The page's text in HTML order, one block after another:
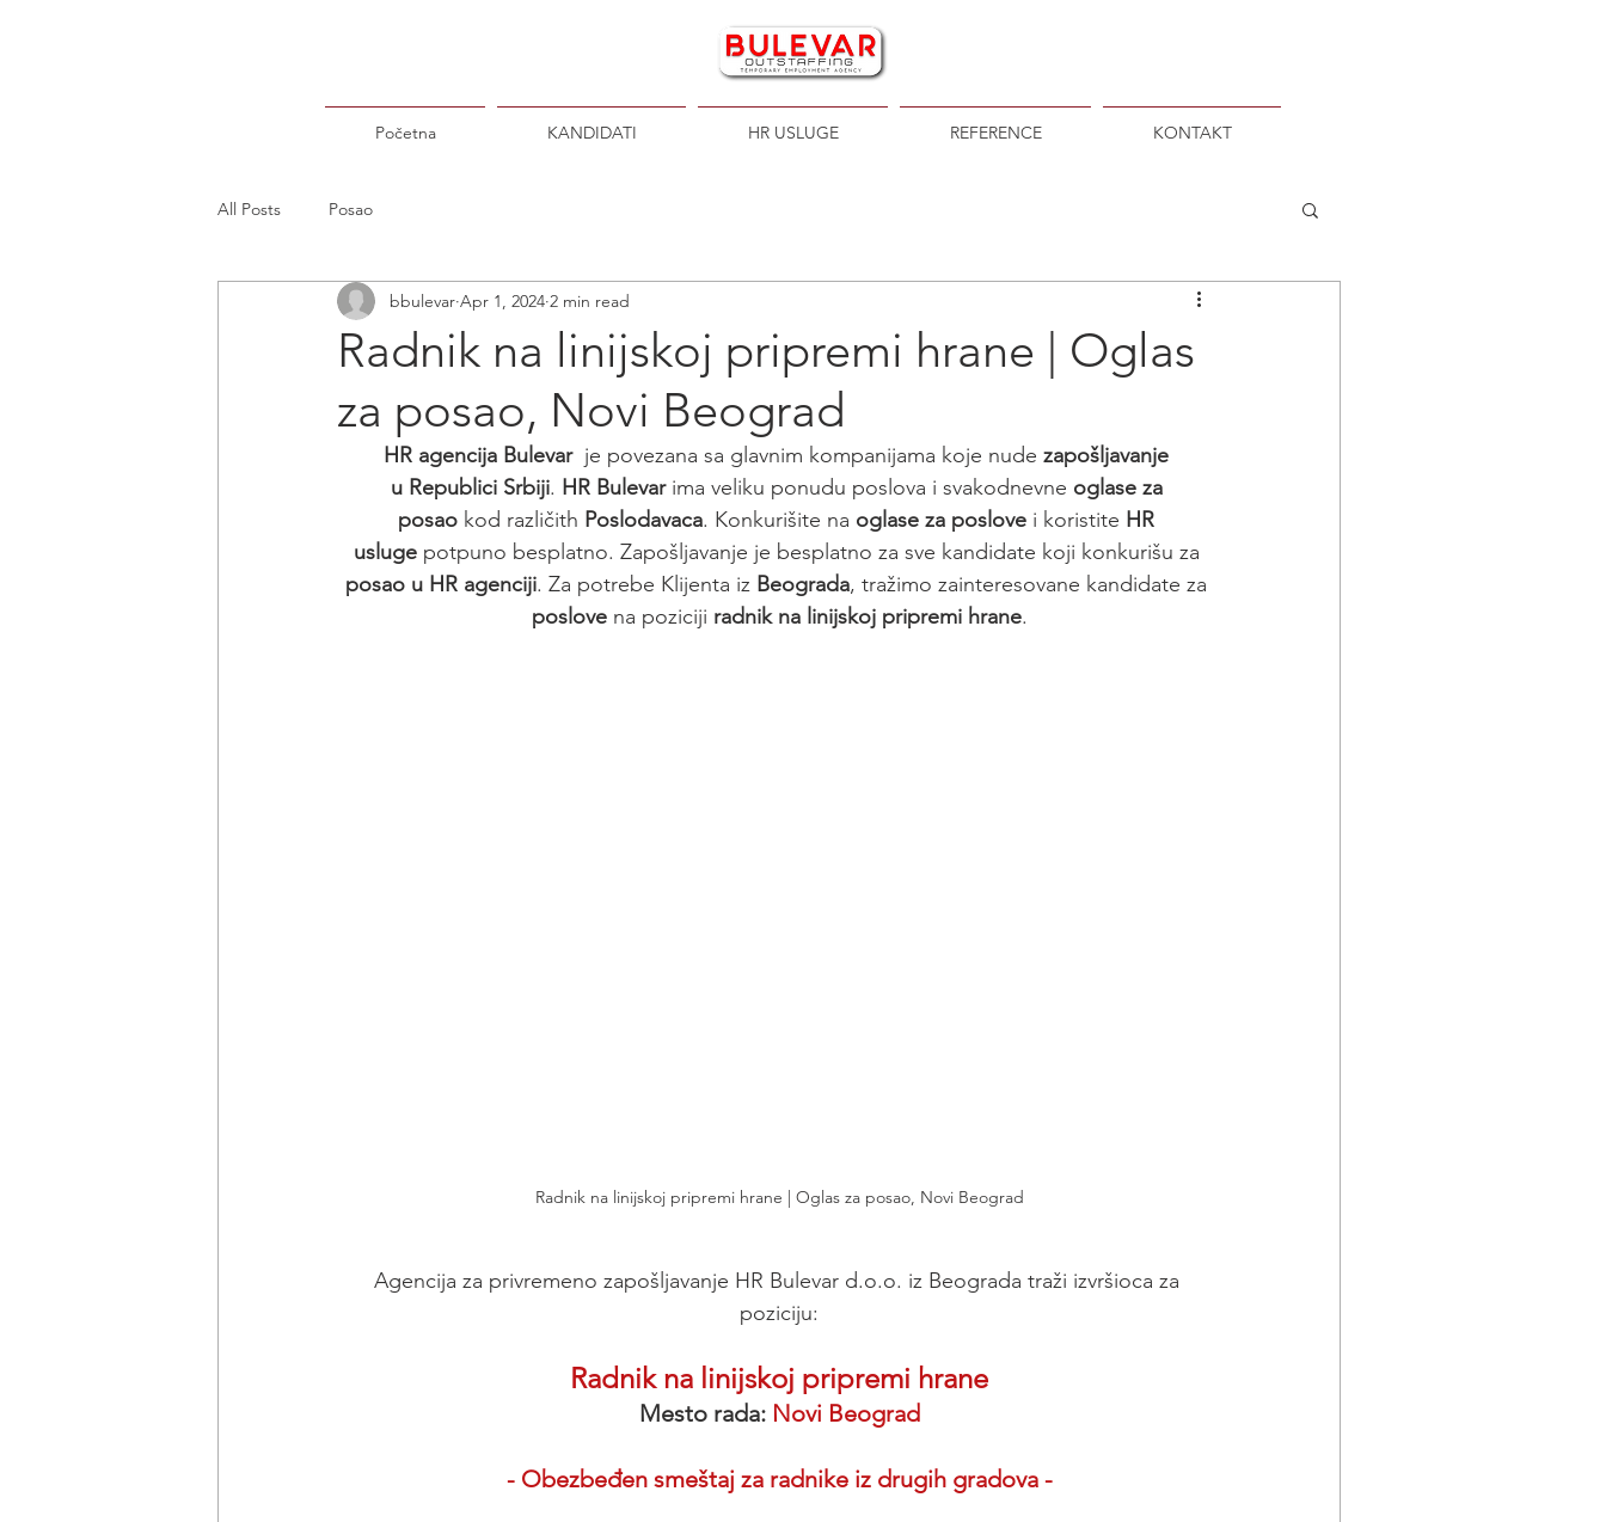
Početna KANDIDATI HR USLUGE REFERENCE KONTAKT
All Posts Posao
Radnik na linijskoj pripremi hrane | Oglas
za posao, Novi Beograd
bbulevar Apr 1, 2024 2 min read
HR agencija Bulevar je povezana sa glavnim kompanijama koje nude zapošljavanje
u Republici Srbiji. HR Bulevar ima veliku ponudu poslova i svakodnevne oglase za
posao kod različith Poslodavaca. Konkurišite na oglase za poslove i koristite HR
usluge potpuno besplatno. Zapošljavanje je besplatno za sve kandidate koji konkurišu za
posao u HR agenciji. Za potrebe Klijenta iz Beograda, tražimo zainteresovane kandidate za
poslove na poziciji radnik na linijskoj pripremi hrane.
Radnik na linijskoj pripremi hrane | Oglas za posao, Novi Beograd
Agencija za privremeno zapošljavanje HR Bulevar d.o.o. iz Beograda traži izvršioca za
poziciju:
Radnik na linijskoj pripremi hrane
Mesto rada: Novi Beograd
- Obezbeđen smeštaj za radnike iz drugih gradova -